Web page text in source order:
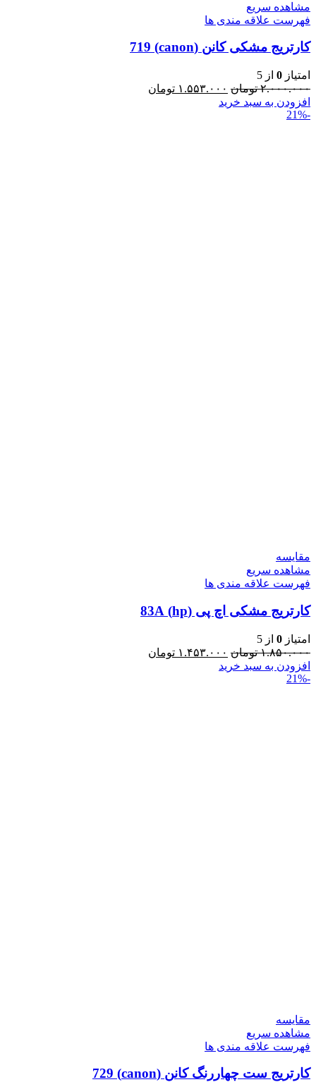
مشاهده سریع
فهرست علاقه مندی ها
کارتریج مشکی کانن (canon) 719
امتیاز 0 از 5
۲.۰۰۰.۰۰۰ تومان ۱.۵۵۳.۰۰۰ تومان
افزودن به سبد خرید
-21%
مقایسه
مشاهده سریع
فهرست علاقه مندی ها
کارتریج مشکی اچ پی (hp) 83A
امتیاز 0 از 5
۱.۸۵۰.۰۰۰ تومان ۱.۴۵۳.۰۰۰ تومان
افزودن به سبد خرید
-21%
مقایسه
مشاهده سریع
فهرست علاقه مندی ها
کارتریج ست چهاررنگ کانن (canon) 729